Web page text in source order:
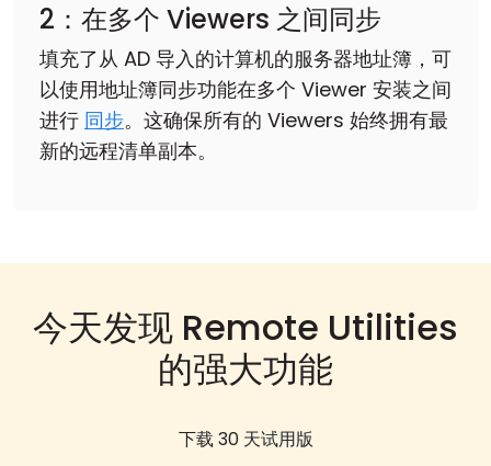
2：在多个 Viewers 之间同步
填充了从 AD 导入的计算机的服务器地址簿，可
以使用地址簿同步功能在多个 Viewer 安装之间
进行 同步。这确保所有的 Viewers 始终拥有最
新的远程清单副本。
今天发现 Remote Utilities
的强大功能
下载 30 天试用版